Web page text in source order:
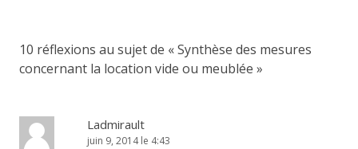
10 réflexions au sujet de «Synthèse des mesures
concernant la location vide ou meublée »
Ladmirault
juin 9, 2014 le 4:43